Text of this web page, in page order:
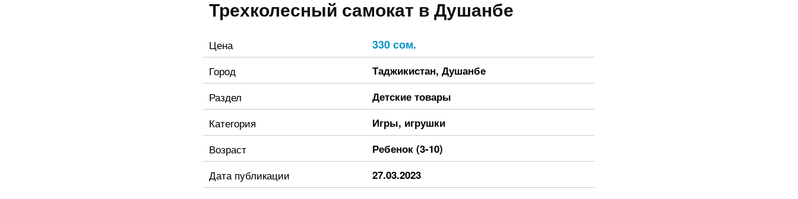
Трехколесный самокат в Душанбе
Цена 330 сом.
Город Таджикистан, Душанбе
Раздел Детские товары
Категория Игры, игрушки
Возраст Ребенок (3-10)
Дата публикации 27.03.2023